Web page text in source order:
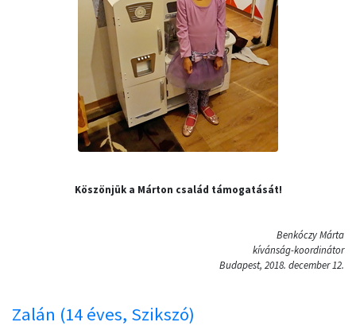
Köszönjük a Márton család támogatását!
Benkóczy Márta
kívánság-koordinátor
Budapest, 2018. december 12.
Zalán (14 éves, Szikszó)